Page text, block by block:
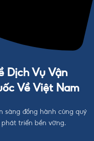
Dịch Vụ Vận
Về Việt Nam
sàng đồng hành cùng quý
triển bền vững.